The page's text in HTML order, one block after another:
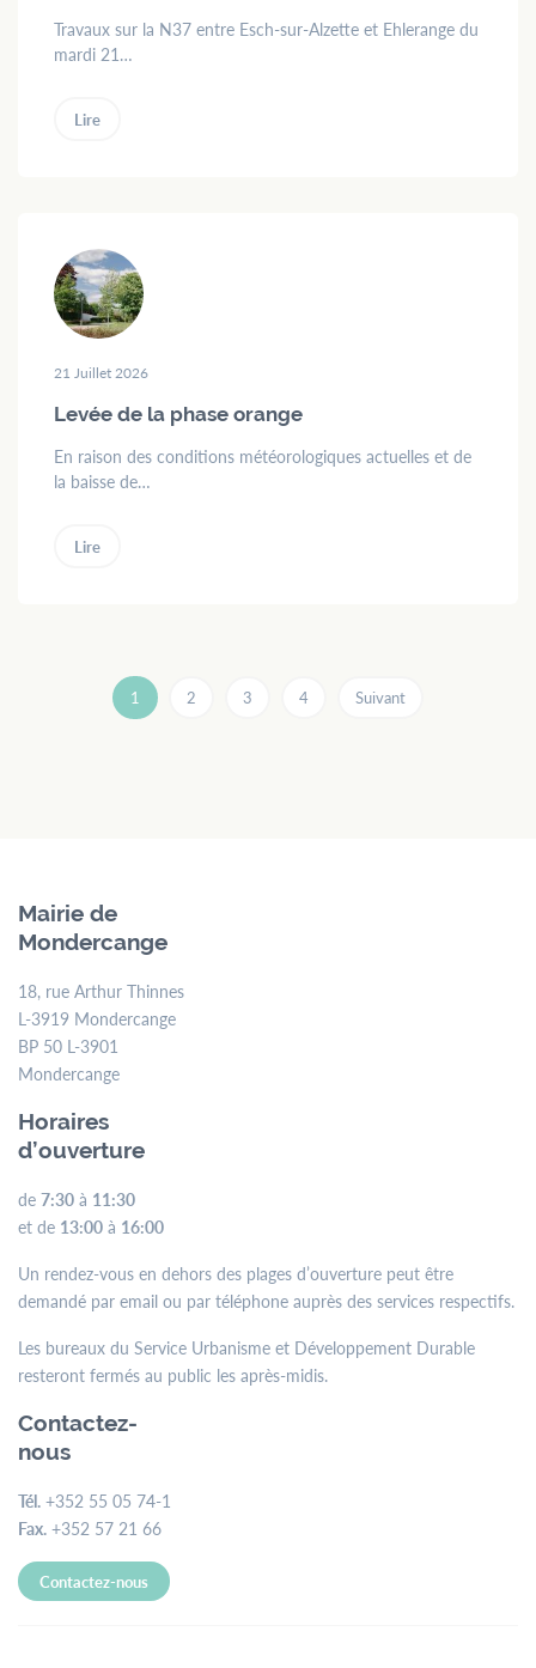
Travaux sur la N37 entre Esch-sur-Alzette et Ehlerange du
mardi 21…
Lire
21 Juillet 2026
Levée de la phase orange
En raison des conditions météorologiques actuelles et de
la baisse de…
Lire
1 2 3 4 Suivant
Mairie de
Mondercange
18, rue Arthur Thinnes
L-3919 Mondercange
BP 50 L-3901
Mondercange
Horaires
d’ouverture
de 7:30 à 11:30
et de 13:00 à 16:00
Un rendez-vous en dehors des plages d’ouverture peut être
demandé par email ou par téléphone auprès des services respectifs.
Les bureaux du Service Urbanisme et Développement Durable
resteront fermés au public les après-midis.
Contactez-
nous
Tél. +352 55 05 74-1
Fax. +352 57 21 66
Contactez-nous